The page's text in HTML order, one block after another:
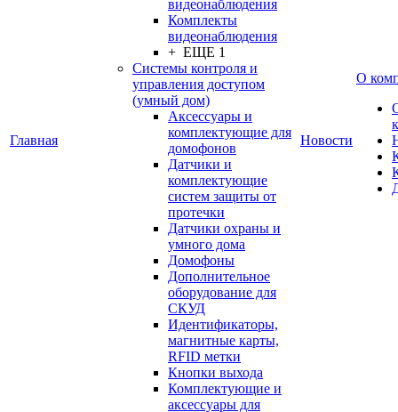
Главная
видеонаблюдения
Комплекты
видеонаблюдения
+ ЕЩЕ 1
Системы контроля и
управления доступом
(умный дом)
Аксессуары и
комплектующие для
домофонов
Датчики и
комплектующие
систем защиты от
протечки
Датчики охраны и
умного дома
Домофоны
Дополнительное
оборудование для
СКУД
Идентификаторы,
магнитные карты,
RFID метки
Кнопки выхода
Комплектующие и
аксессуары для
Новости
О